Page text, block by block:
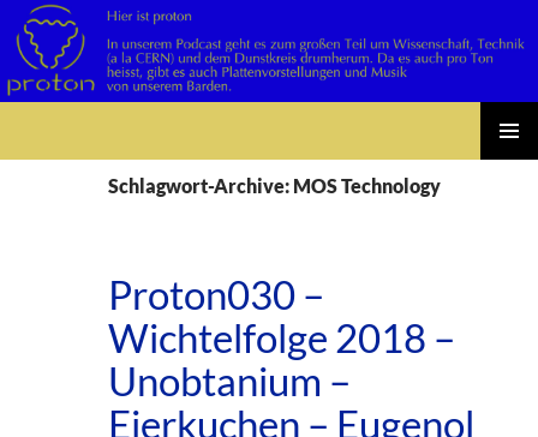
Schlagwort-Archive: MOS Technology
Proton030 –
Wichtelfolge 2018 –
Unobtanium –
Eierkuchen – Eugenol